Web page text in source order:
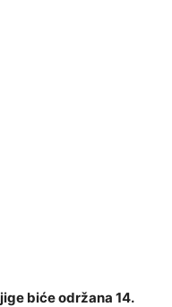
biće održana 14.